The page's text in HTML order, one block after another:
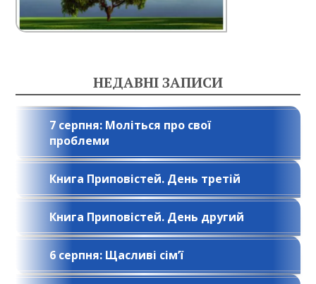
НЕДАВНІ ЗАПИСИ
7 серпня: Моліться про свої
проблеми
Книга Приповістей. День третій
Книга Приповістей. День другий
6 серпня: Щасливі сім’ї